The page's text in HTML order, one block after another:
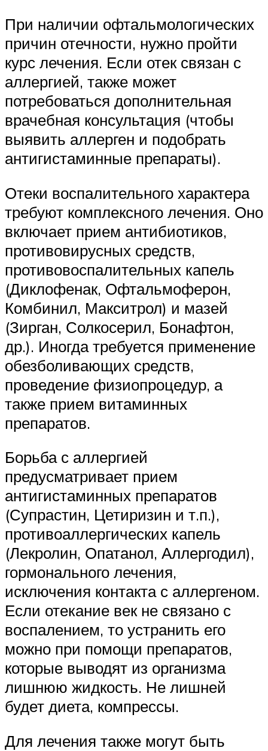
При наличии офтальмологических
причин отечности, нужно пройти
курс лечения. Если отек связан с
аллергией, также может
потребоваться дополнительная
врачебная консультация (чтобы
выявить аллерген и подобрать
антигистаминные препараты).
Отеки воспалительного характера
требуют комплексного лечения. Оно
включает прием антибиотиков,
противовирусных средств,
противовоспалительных капель
(Диклофенак, Офтальмоферон,
Комбинил, Макситрол) и мазей
(Зирган, Солкосерил, Бонафтон,
др.). Иногда требуется применение
обезболивающих средств,
проведение физиопроцедур, а
также прием витаминных
препаратов.
Борьба с аллергией
предусматривает прием
антигистаминных препаратов
(Супрастин, Цетиризин и т.п.),
противоаллергических капель
(Лекролин, Опатанол, Аллергодил),
гормонального лечения,
исключения контакта с аллергеном.
Если отекание век не связано с
воспалением, то устранить его
можно при помощи препаратов,
которые выводят из организма
лишнюю жидкость. Не лишней
будет диета, компрессы.
Для лечения также могут быть